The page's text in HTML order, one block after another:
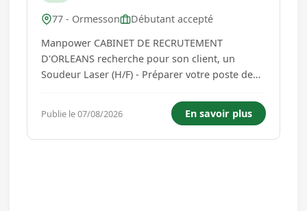
77 - Ormesson
Débutant accepté
Manpower CABINET DE RECRUTEMENT
D'ORLEANS recherche pour son client, un
Soudeur Laser (H/F) - Préparer votre poste de
préparation des pièces avant soudure selon les
procédures établies. - Effectuer l...
Publie le 07/08/2026 En savoir plus